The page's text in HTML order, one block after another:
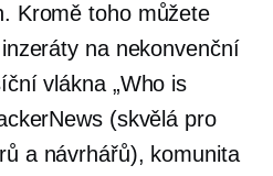
Kromě toho můžete
na nekonvenční
vlákna „Who is
(skvělá pro
a návrhářů), komunita